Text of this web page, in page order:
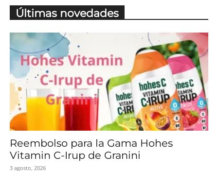
Últimas novedades
Reembolso para la Gama Hohes
Vitamin C-Irup de Granini
3 agosto, 2026